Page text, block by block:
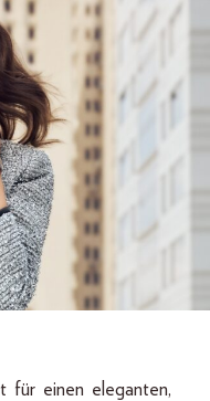
einen eleganten,